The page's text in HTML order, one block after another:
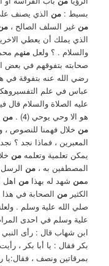
بسيط : ‏من الذي يصنف
من غير السلف الصالح ،
الذي يملك أن يعطي
والسلام . ؟ ولعلمنهم
صحابته بتفوقهم في بعض
رضي الله عنه بتفوقة في
عباس في علم
هو الا وحي يوحي (4) . ‏
من
من خلال فهمنا للنصوص ،
المعبرين ، فماذا نجد ؟
يمكن تعلمية وتعلمهمن
المصطفين به ،من
ممن شهد له بهذامن اهل
الكثيرمن الصحابة في
صلي الله علية وسلم .
علية وسلم في احدى
ابن شهاب قال : رأى
بكر فقال : يا أبا بكر ،
بمرقاتين ونصف ، فقال:يا